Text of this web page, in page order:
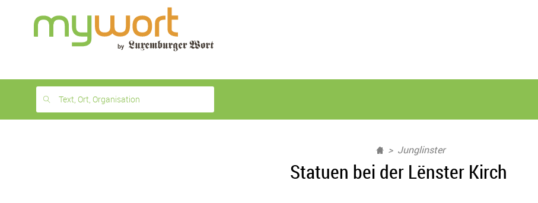
month
free
Text, Ort, Organisation
Junglinster
Statuen bei der Lënster Kirch